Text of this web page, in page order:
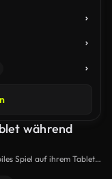
während
Spiel auf ihrem Tablet
Pause und sitzt auf